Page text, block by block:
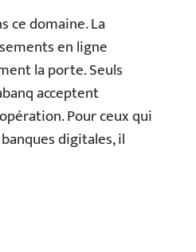
ce domaine. La
en ligne
la porte. Seuls
acceptent
Pour ceux qui
digitales, il